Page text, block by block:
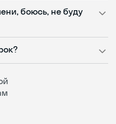
боюсь, не буду